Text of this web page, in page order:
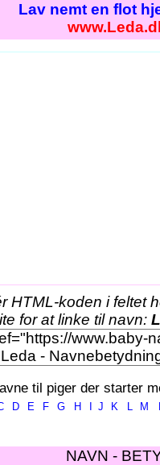
Lav nemt en flot
HTML-koden i feltet
for at linke til navn:
til piger der starter
D E F G H J K L M
NAVN -